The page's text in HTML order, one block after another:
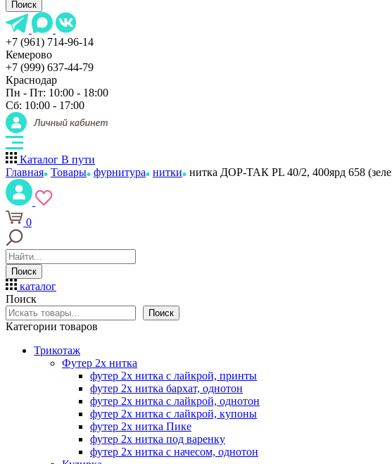
Поиск
+7 (961) 714-96-14
Кемерово
+7 (999) 637-44-79
Краснодар
Пн - Пт: 10:00 - 18:00
Сб: 10:00 - 17:00
Каталог В пути
Главная Товары фурнитура нитки нитка ДОР-ТАК PL 40/2, 400ярд 658
0
Поиск
каталог
Поиск
Поиск
Категории товаров
Трикотаж
Футер 2х нитка
футер 2х нитка с лайкрой, принты
футер 2х нитка бархат, однотон
футер 2х нитка с лайкрой, однотон
футер 2х нитка с лайкрой, купоны
футер 2х нитка Пике
футер 2х нитка под варенку
футер 2х нитка с начесом, однотон